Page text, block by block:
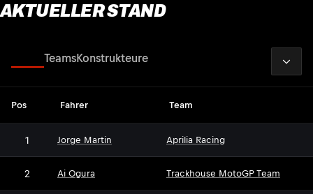
AKTUELLER STAND
TeamsKonstrukteure
Pos Fahrer Team
1 Jorge Martin Aprilia Racing
2 Ai Ogura Trackhouse MotoGP Team